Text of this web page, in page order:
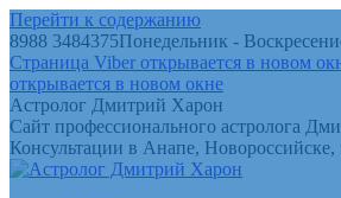
Перейти к содержанию
8988 3484375Понедельник -
Страница Viber открывается в новом
открывается в новом окне
Астролог Дмитрий Харон
Сайт профессионального астролога
Консультации в Анапе, Новороссийске,